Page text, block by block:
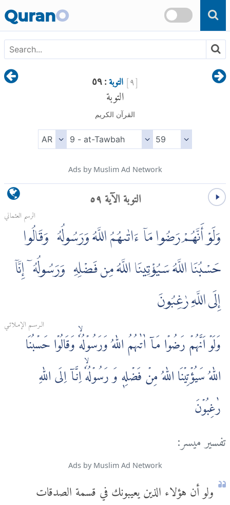
Skip to main content
QuranO
[٩]التوبة : ٥٩التوبة
القرآن الكريم
Ads by Muslim Ad Network
التوبة الآية ٥٩
الرسم العثماني
وَلَوْ أَنَّهُمْ رَضُوا مَآ ءَاتٰىهُمُ اللَّهُ وَرَسُولُهُۥ وَقَالُوا
حَسْبُنَا اللَّهُ سَيُؤْتِينَا اللَّهُ مِن فَضْلِهِۦ وَرَسُولُهُۥٓ إِنَّآ
إِلَى اللَّهِ رٰغِبُونَ
الـرسـم الإمـلائـي
وَلَوۡ اَنَّهُمۡ رَضُوۡا مَاۤ اٰتٰٮهُمُ اللّٰهُ وَرَسُوۡلُهٗۙ وَقَالُوۡا حَسۡبُنَا
اللّٰهُ سَيُؤۡتِيۡنَا اللّٰهُ مِنۡ فَضۡلِهٖ وَ رَسُوۡلُهٗۙ اِنَّاۤ اِلَى اللّٰهِ
رٰغِبُوۡنَ
تفسير ميسر:
Ads by Muslim Ad Network
ولو أن هؤلاء الذين يعيبونك في قسمة الصدقات